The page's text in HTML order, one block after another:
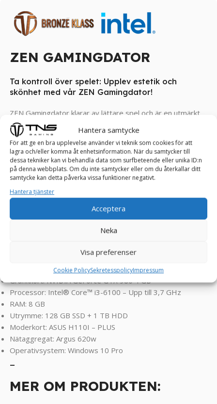
Hantera samtycke
För att ge en bra upplevelse använder vi teknik som cookies för att
lagra och/eller komma åt enhetsinformation. När du samtycker till
dessa tekniker kan vi behandla data som surfbeteende eller unika ID:n
på denna webbplats. Om du inte samtycker eller om du återkallar ditt
samtycke kan detta påverka vissa funktioner negativt.
Hantera tjänster
Acceptera
Neka
Visa preferenser
Cookie PolicySekretesspolicyImpressum
ZEN GAMINGDATOR
Ta kontroll över spelet: Upplev estetik och
skönhet med vår ZEN Gamingdator!
ZEN Gamingdator klarar av lättare spel och är en utmärkt
instegsnivå för spelentusiaster och de som vill utforska
den spännande världen av datorspel utan att behöva
investera i en kraftfull och dyr speldator. Dessa datorer är
vanligtvis utformade för att hantera mindre krävande spel
och kan erbjuda en tillfredsställande spelupplevelse för
många användare.
Rocket League, Roblox, Minecraft, GTA, League of
Legends, World of Warcraft, Fortnite, CS2, Overwatch ,
Grafikkort: NVIDIA GeForce GTX 980 4 GB
Processor: Intel® Core™ i3-6100 – Upp till 3,7 GHz
RAM: 8 GB
Utrymme: 128 GB SSD + 1 TB HDD
Moderkort: ASUS H110I – PLUS
Nätaggregat: Argus 620w
Operativsystem: Windows 10 Pro
MER OM PRODUKTEN: